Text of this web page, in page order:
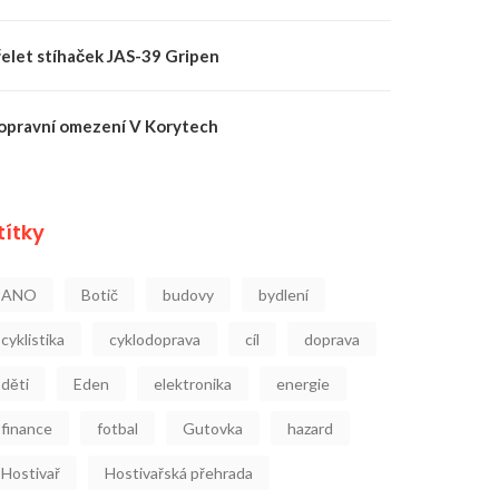
stíhaček JAS-39 Gripen
omezení V Korytech
ANO Botič budovy bydlení
cyklistika cyklodoprava cíl doprava
děti Eden elektronika energie
finance fotbal Gutovka hazard
Hostivař Hostivařská přehrada